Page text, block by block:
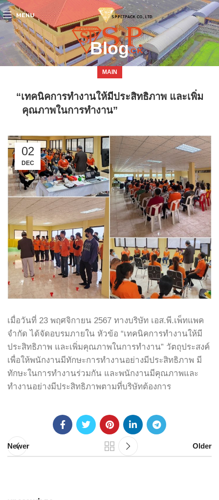
MENU
Blog
MAIN
“เทคนิคการทำงานให้มีประสิทธิภาพ และเพิ่ม
คุณภาพในการทำงาน”
02
DEC
เมื่อวันที่ 23 พฤศจิกายน 2567 ทางบริษัท เอส.พี.เพ็ทแพค
จำกัด ได้จัดอบรมภายใน หัวข้อ “เทคนิคการทำงานให้มี
ประสิทธิภาพ และเพิ่มคุณภาพในการทำงาน” วัตถุประสงค์
เพื่อให้พนักงานมีทักษะการทำงานอย่างมีประสิทธิภาพ มี
ทักษะในการทำงานร่วมกัน และพนักงานมีคุณภาพและ
ทำงานอย่างมีประสิทธิภาพตามที่บริษัทต้องการ
Newer Older